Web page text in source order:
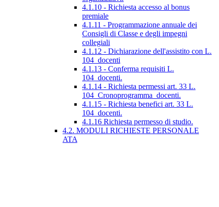
4.1.10 - Richiesta accesso al bonus
premiale
4.1.11 - Programmazione annuale dei
Consigli di Classe e degli impegni
collegiali
4.1.12 - Dichiarazione dell'assistito con L.
104_docenti
4.1.13 - Conferma requisiti L.
104_docenti.
4.1.14 - Richiesta permessi art. 33 L.
104_Cronoprogramma_docenti.
4.1.15 - Richiesta benefici art. 33 L.
104_docenti.
4.1.16 Richiesta permesso di studio.
4.2. MODULI RICHIESTE PERSONALE
ATA